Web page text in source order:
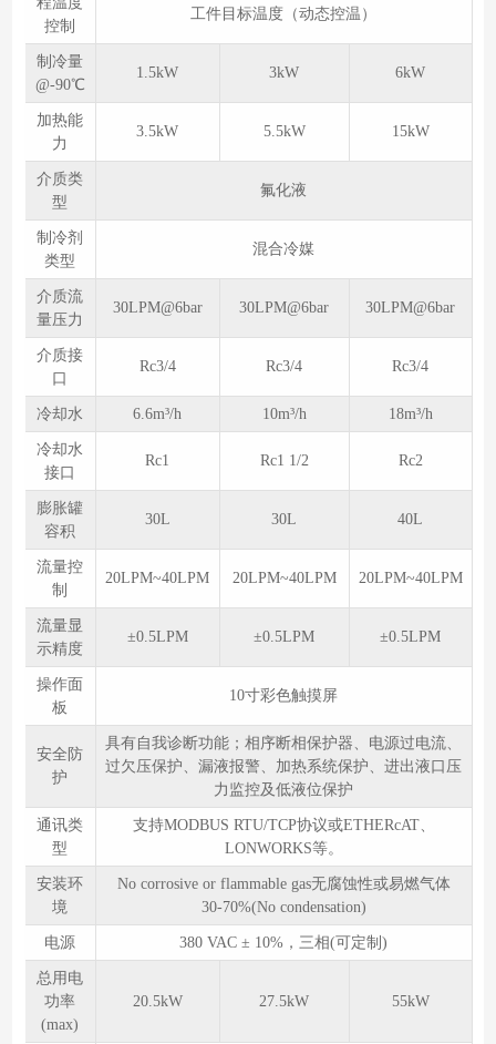
控制
工件目标温度（动态控温）
制冷量
@-90℃
1.5kW 3kW 6kW
加热能
力
3.5kW 5.5kW 15kW
介质类
型
氟化液
制冷剂
类型
混合冷媒
介质流
量压力
30LPM@6bar 30LPM@6bar 30LPM@6bar
介质接
口
Rc3/4 Rc3/4 Rc3/4
冷却水 6.6m³/h 10m³/h 18m³/h
冷却水
接口
Rc1 Rc1 1/2 Rc2
膨胀罐
容积
30L 30L 40L
流量控
制
20LPM~40LPM 20LPM~40LPM 20LPM~40LPM
流量显
示精度
±0.5LPM ±0.5LPM ±0.5LPM
操作面
板
10寸彩色触摸屏
安全防
护
具有自我诊断功能；相序断相保护器、电源过电流、
过欠压保护、漏液报警、加热系统保护、进出液口压
力监控及低液位保护
通讯类
型
支持MODBUS RTU/TCP协议或ETHERcAT、
LONWORKS等。
安装环
境
No corrosive or flammable gas无腐蚀性或易燃气体
30-70%(No condensation)
电源 380 VAC ± 10%，三相(可定制)
总用电
功率
(max)
20.5kW 27.5kW 55kW